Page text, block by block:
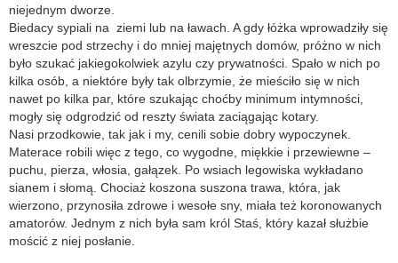
niejednym dworze.
Biedacy sypiali na ziemi lub na ławach. A gdy łóżka wprowadziły się
wreszcie pod strzechy i do mniej majętnych domów, próżno w nich
było szukać jakiegokolwiek azylu czy prywatności. Spało w nich po
kilka osób, a niektóre były tak olbrzymie, że mieściło się w nich
nawet po kilka par, które szukając choćby minimum intymności,
mogły się odgrodzić od reszty świata zaciągając kotary.
Nasi przodkowie, tak jak i my, cenili sobie dobry wypoczynek.
Materace robili więc z tego, co wygodne, miękkie i przewiewne –
puchu, pierza, włosia, gałązek. Po wsiach legowiska wykładano
sianem i słomą. Chociaż koszona suszona trawa, która, jak
wierzono, przynosiła zdrowe i wesołe sny, miała też koronowanych
amatorów. Jednym z nich była sam król Staś, który kazał służbie
mościć z niej posłanie.